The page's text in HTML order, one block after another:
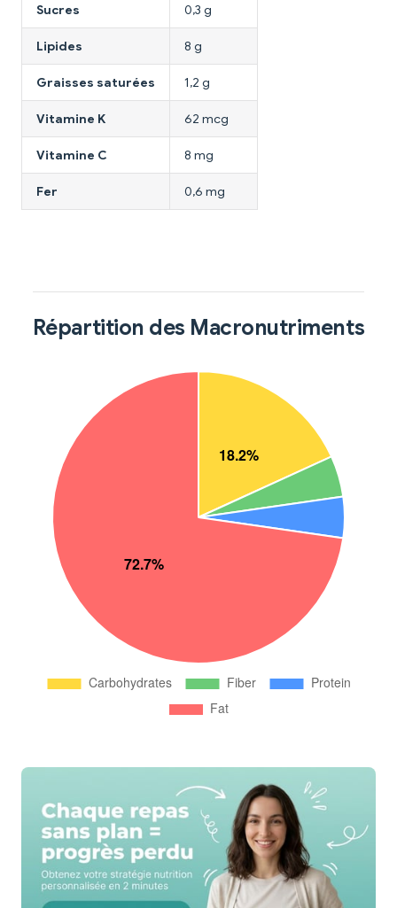
Sucres 0,3 g
Lipides 8 g
Graisses saturées 1,2 g
Vitamine K 62 mcg
Vitamine C 8 mg
Fer 0,6 mg
Répartition des Macronutriments